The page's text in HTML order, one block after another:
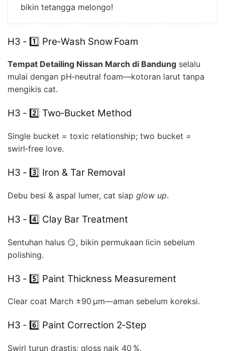
bikin tetangga melongo!
H3 ‑ 1️⃣ Pre‑Wash Snow Foam
Tempat Detailing Nissan March di Bandung selalu
mulai dengan pH‑neutral foam—kotoran larut tanpa
mengikis cat.
H3 ‑ 2️⃣ Two‑Bucket Method
Single bucket = toxic relationship; two bucket =
swirl‑free love.
H3 ‑ 3️⃣ Iron & Tar Removal
Debu besi & aspal lumer, cat siap glow up.
H3 ‑ 4️⃣ Clay Bar Treatment
Sentuhan halus 😏, bikin permukaan licin sebelum
polishing.
H3 ‑ 5️⃣ Paint Thickness Measurement
Clear coat March ±90 µm—aman sebelum koreksi.
H3 ‑ 6️⃣ Paint Correction 2‑Step
Swirl turun drastis; gloss naik 40 %.